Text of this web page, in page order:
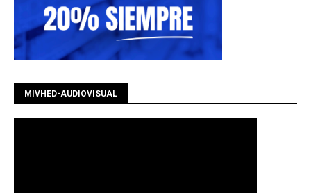
MIVHED-AUDIOVISUAL